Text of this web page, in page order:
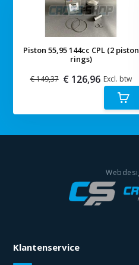
Piston 55,95 144cc CPL (2 piston
rings)
€ 149,37 € 126,96 Excl. btw
Klantenservice